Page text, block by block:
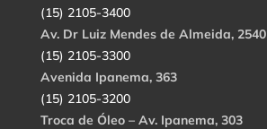
(15) 2105-3400
Av. Dr Luiz Mendes de Almeida, 2540
(15) 2105-3300
Avenida Ipanema, 363
(15) 2105-3200
Troca de Óleo – Av. Ipanema, 303